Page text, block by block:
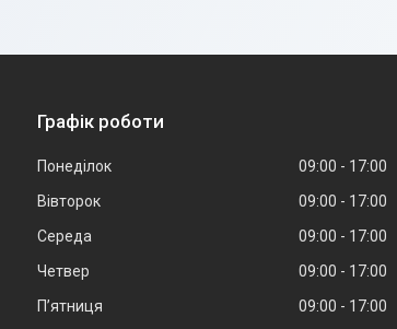
Графік роботи
Понеділок 09:00
17:00
Вівторок
09:00
17:00
Середа
09:00
17:00
Четвер
09:00
17:00
Пʼятниця
09:00 17:00